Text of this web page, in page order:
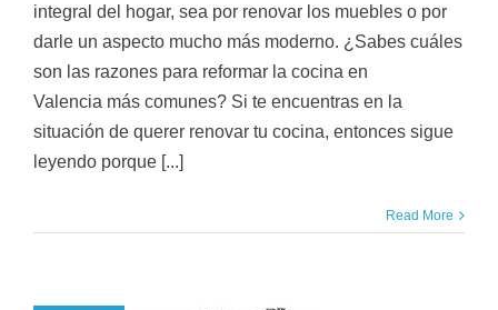
integral del hogar, sea por renovar los muebles o por
darle un aspecto mucho más moderno. ¿Sabes cuáles
son las razones para reformar la cocina en
Valencia más comunes? Si te encuentras en la
situación de querer renovar tu cocina, entonces sigue
leyendo porque [...]
Read More